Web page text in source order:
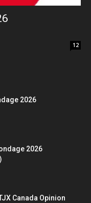
12
2026
2026
Canada Opinion